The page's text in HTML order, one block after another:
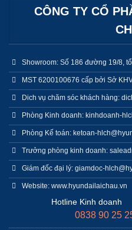
CÔNG TY CỔ
Showroom: Số 186 đường 19/8,
MST 6200100676 cấp bởi Sở
Dich vụ chăm sóc khách hàng:
Phòng Kinh doanh: kinhdoanh-
Phòng Kế toán: ketoan-
Trưởng phòng kinh doanh:
Giám đốc đại lý: giamdoc-
Website: www.hyundailaichau.vn
Hotline Kinh doanh
0838 90 25